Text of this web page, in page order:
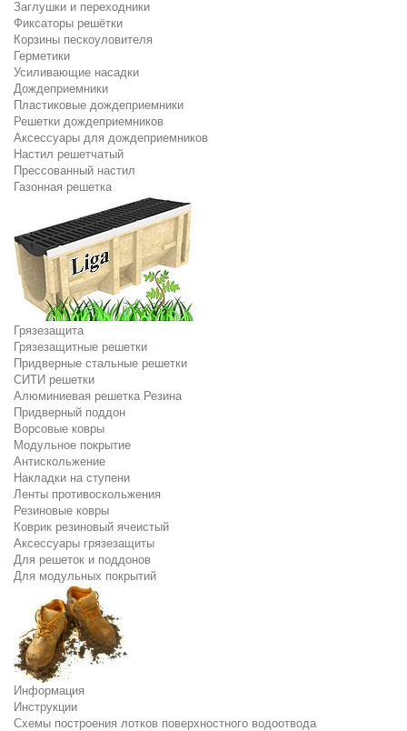
Заглушки и переходники
Фиксаторы решётки
Корзины пескоуловителя
Герметики
Усиливающие насадки
Дождеприемники
Пластиковые дождеприемники
Решетки дождеприемников
Аксессуары для дождеприемников
Настил решетчатый
Прессованный настил
Газонная решетка
Грязезащита
Грязезащитные решетки
Придверные стальные решетки
СИТИ решетки
Алюминиевая решетка Резина
Придверный поддон
Ворсовые ковры
Модульное покрытие
Антискольжение
Накладки на ступени
Ленты противоскольжения
Резиновые ковры
Коврик резиновый ячеистый
Аксессуары грязезащиты
Для решеток и поддонов
Для модульных покрытий
Информация
Инструкции
Схемы построения лотков поверхностного водоотвода